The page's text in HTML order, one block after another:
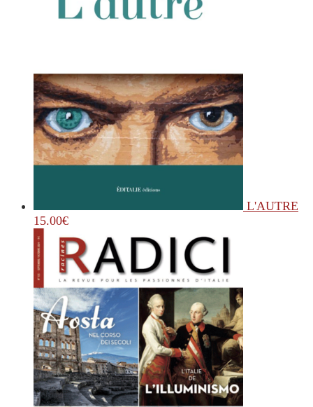
L'AUTRE
15.00€